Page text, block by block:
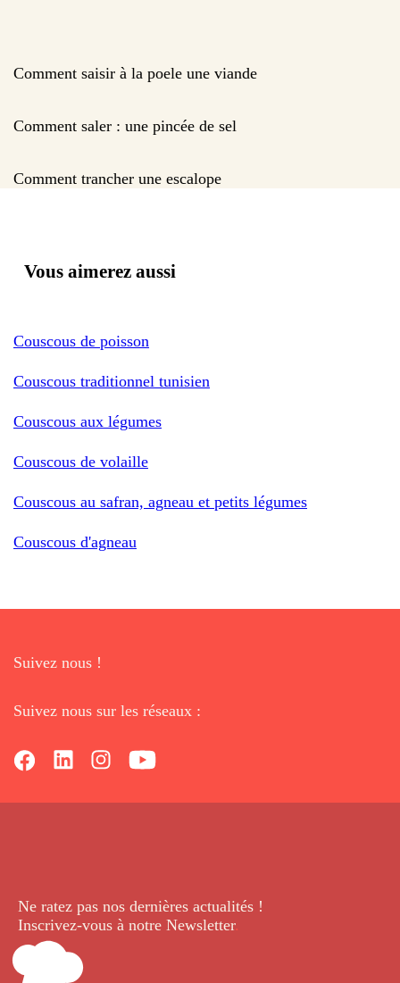
Comment saisir à la poele une viande
Comment saler : une pincée de sel
Comment trancher une escalope
Vous aimerez aussi
Couscous de poisson
Couscous traditionnel tunisien
Couscous aux légumes
Couscous de volaille
Couscous au safran, agneau et petits légumes
Couscous d'agneau
Suivez nous !
Suivez nous sur les réseaux :
Ne ratez pas nos dernières actualités !
Inscrivez-vous à notre Newsletter.